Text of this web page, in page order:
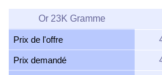
Or 23K Gramme
Prix de l'offre
Prix demandé